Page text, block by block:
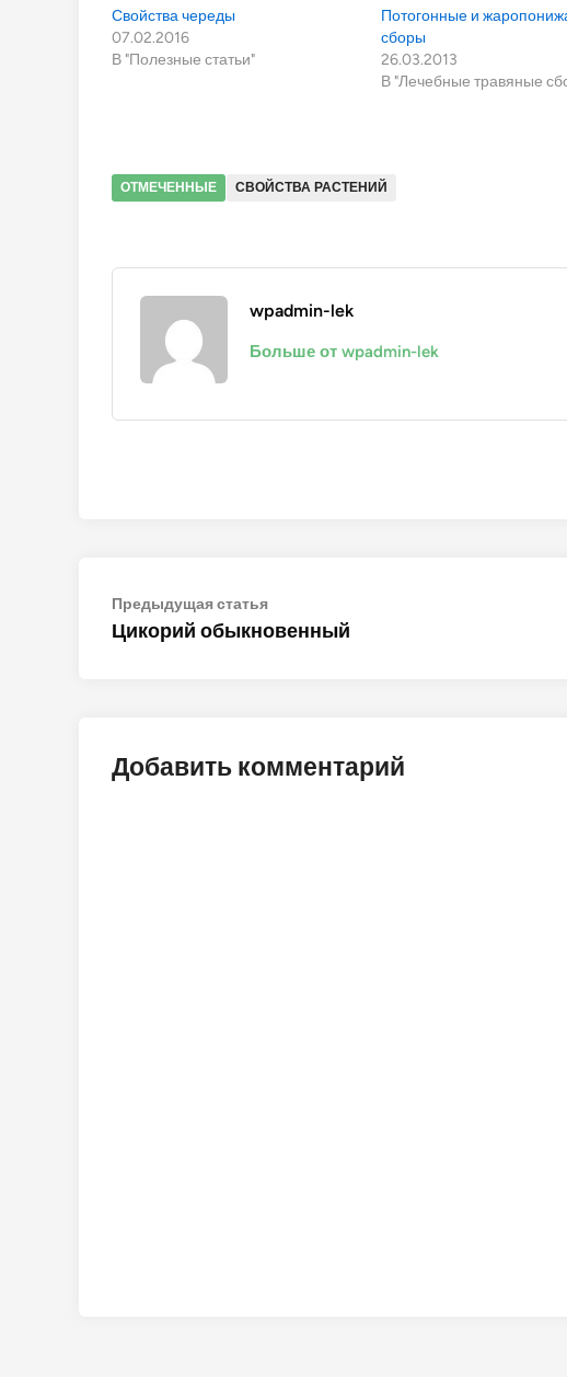
Свойства череды
07.02.2016
В "Полезные статьи"
Потогонные и
сборы
26.03.2013
В "Лечебные травяные
ОТМЕЧЕННЫЕ СВОЙСТВА РАСТЕНИЙ
wpadmin-lek
Больше от wpadmin-lek
Навигация
по
Предыдущая статьяПредыдущая
статья:
Цикорий обыкновенный
Добавить комментарий